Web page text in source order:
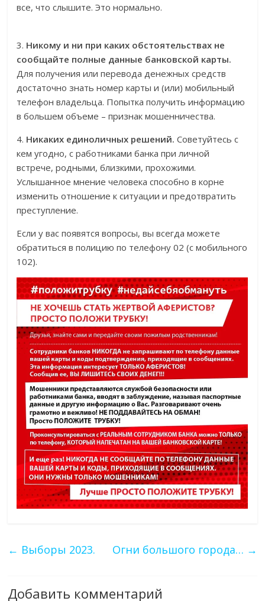
все, что слышите. Это нормально.
3. Никому и ни при каких обстоятельствах не
сообщайте полные данные банковской карты.
Для получения или перевода денежных средств
достаточно знать номер карты и (или) мобильный
телефон владельца. Попытка получить информацию
в большем объеме – признак мошенничества.
4. Никаких единоличных решений. Советуйтесь с
кем угодно, с работниками банка при личной
встрече, родными, близкими, прохожими.
Услышанное мнение человека способно в корне
изменить отношение к ситуации и предотвратить
преступление.
Если у вас появятся вопросы, вы всегда можете
обратиться в полицию по телефону 02 (с мобильного
102).
← Выборы 2023. Огни большого города… →
Добавить комментарий